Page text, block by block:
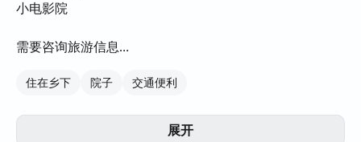
小电影院
需要咨询旅游信息
提供自行车租赁服务
住在乡下 院子 交通便利
展开